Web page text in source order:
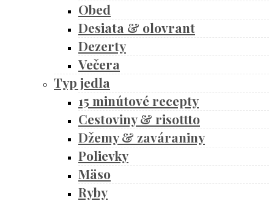
Obed
Desiata & olovrant
Dezerty
Večera
Typ jedla
15 minútové recepty
Cestoviny & risottto
Džemy & zaváraniny
Polievky
Mäso
Ryby